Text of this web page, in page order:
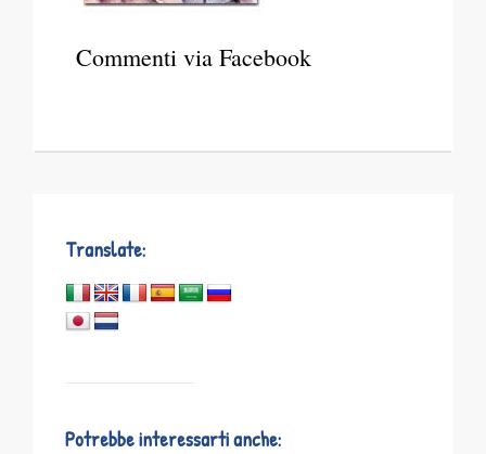
Commenti via Facebook
Translate:
Potrebbe interessarti anche: